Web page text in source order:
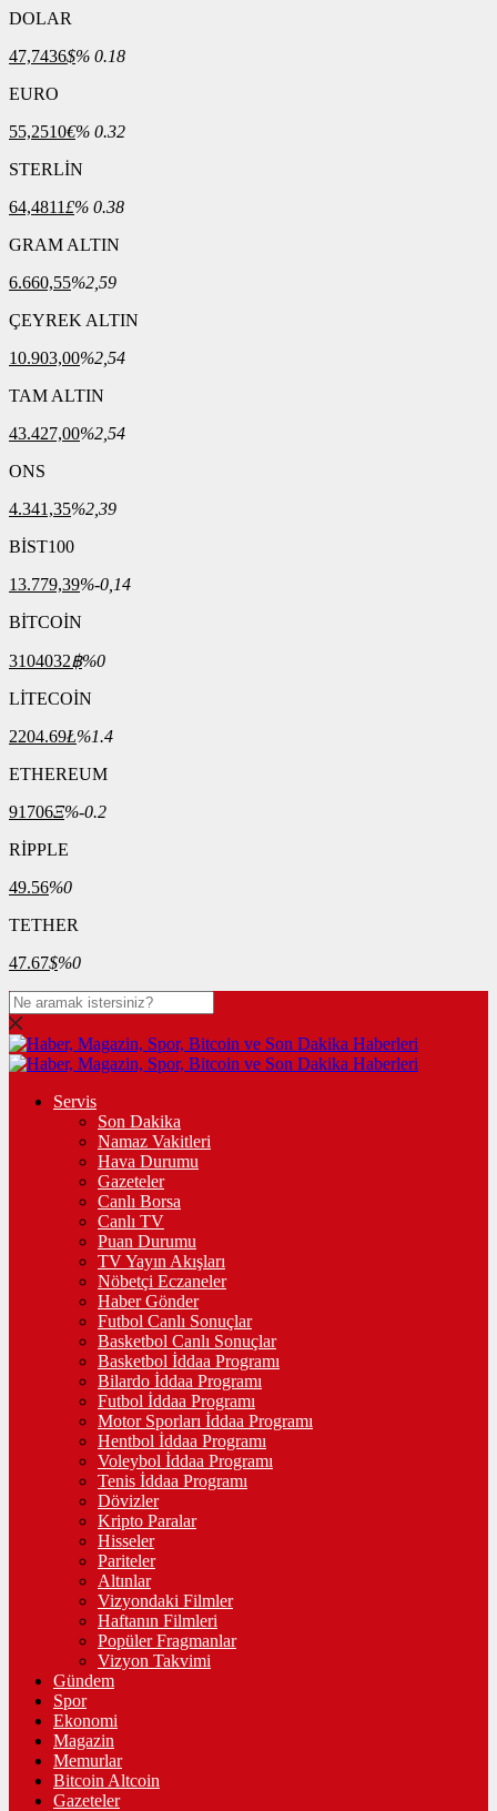
DOLAR
47,7436$% 0.18
EURO
55,2510€% 0.32
STERLİN
64,4811£% 0.38
GRAM ALTIN
6.660,55%2,59
ÇEYREK ALTIN
10.903,00%2,54
TAM ALTIN
43.427,00%2,54
ONS
4.341,35%2,39
BİST100
13.779,39%-0,14
BİTCOİN
3104032฿%0
LİTECOİN
2204.69Ł%1.4
ETHEREUM
91706Ξ%-0.2
RİPPLE
49.56%0
TETHER
47.67$%0
Servis
Son Dakika
Namaz Vakitleri
Hava Durumu
Gazeteler
Canlı Borsa
Canlı TV
Puan Durumu
TV Yayın Akışları
Nöbetçi Eczaneler
Haber Gönder
Futbol Canlı Sonuçlar
Basketbol Canlı Sonuçlar
Basketbol İddaa Programı
Bilardo İddaa Programı
Futbol İddaa Programı
Motor Sporları İddaa Programı
Hentbol İddaa Programı
Voleybol İddaa Programı
Tenis İddaa Programı
Dövizler
Kripto Paralar
Hisseler
Pariteler
Altınlar
Vizyondaki Filmler
Haftanın Filmleri
Popüler Fragmanlar
Vizyon Takvimi
Gündem
Spor
Ekonomi
Magazin
Memurlar
Bitcoin Altcoin
Gazeteler